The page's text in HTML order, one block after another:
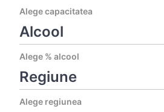
Alege capacitatea
Alcool
Alege % alcool
Regiune
Alege regiunea